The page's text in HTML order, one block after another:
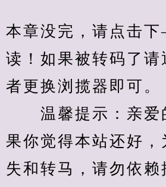
本章没完，请点击
读！如果被转码了请
者更换浏揽器即可。
温馨提示：亲爱
果你觉得本站还好，
失和转马，请勿依赖